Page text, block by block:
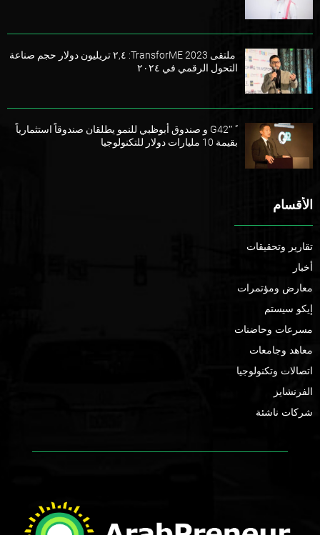
ملتقى TransforME 2023: ٢,٤ تريليون دولار حجم صناعة
التحول الرقمي في ٢٠٢٤
” G42″ و صندوق أبوظبي للنمو يطلقان صندوقاً استثمارياً
بقيمة 10 مليارات دولار للتكنولوجيا
الأقسام
تقارير وتحقيقات
أخبار
معارض ومؤتمرات
إيكو سيستم
مسرعات وحاضنات
معاهد وجامعات
اتصالات وتكنولوجيا
الفرنشايز
شركات ناشئة